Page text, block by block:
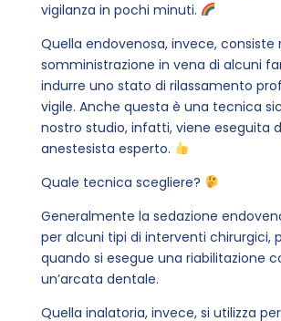
vigilanza in pochi minuti.
Quella endovenosa, invece, consiste
somministrazione in vena di alcuni
indurre uno stato di rilassamento
vigile. Anche questa è una tecnica
nostro studio, infatti, viene eseguita
anestesista esperto.
Quale tecnica scegliere?
Generalmente la sedazione
per alcuni tipi di interventi chirurgici,
quando si esegue una riabilitazione
un’arcata dentale.
Quella inalatoria, invece, si utilizza